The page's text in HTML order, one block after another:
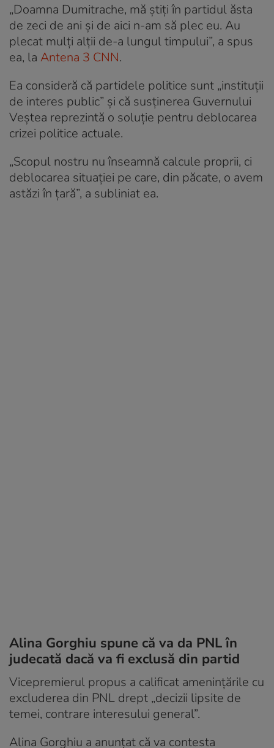
„Doamna Dumitrache, mă știți în partidul ăsta
de zeci de ani și de aici n-am să plec eu. Au
plecat mulți alții de-a lungul timpului”, a spus
ea, la Antena 3 CNN.
Ea consideră că partidele politice sunt „instituții
de interes public” și că susținerea Guvernului
Veștea reprezintă o soluție pentru deblocarea
crizei politice actuale.
„Scopul nostru nu înseamnă calcule proprii, ci
deblocarea situației pe care, din păcate, o avem
astăzi în țară”, a subliniat ea.
Alina Gorghiu spune că va da PNL în
judecată dacă va fi exclusă din partid
Vicepremierul propus a calificat amenințările cu
excluderea din PNL drept „decizii lipsite de
temei, contrare interesului general”.
Alina Gorghiu a anunțat că va contesta